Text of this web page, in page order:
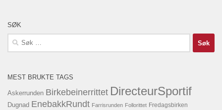
SØK
Søk
etter:
MEST BRUKTE TAGS
Askerrunden Birkebeinerrittet DirecteurSportif
Dugnad EnebakkRundt Farrisrunden Follorittet Fredagsbirken